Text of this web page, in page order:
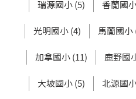
瑞源國小 (5) 香蘭國
光明國小 (4) 馬蘭國小
加拿國小 (11) 鹿野國
大坡國小 (5) 北源國